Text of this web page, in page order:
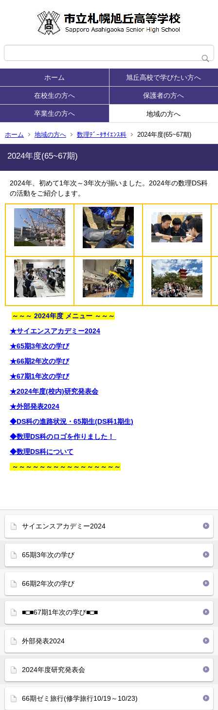
ホーム 旭丘高校で学びたい方へ
在校生の方へ 保護者の方へ
卒業生の方へ 地域の方へ
ホーム 地域の方へ 数理ﾃﾞｰﾀｻｲｴﾝｽ科 2024年度(65~67期)
2024年度(65~67期)
2024年、初めて1年次～3年次が揃いました。2024年の数理DS科
の活動をご紹介します。
～～～ 2024年度 メニュー ～～～
★サイエンスアカデミー2024
★65期3年次の学び
★66期2年次の学び
★67期1年次の学び
★2024年度(校内)研究発表会
★外部発表2024
◆DS科の進路状況・65期生(DS科1期生)
◆数理DS科のロゴを作りました！
◆数理DS科について
～～～ ～～～ ～～～ ～ ～～ ～ ～～ ～
サイエンスアカデミー2024
65期3年次の学び
66期2年次の学び
■□■67期1年次の学び■□■
外部発表2024
2024年度研究発表会
66期ゼミ旅行(修学旅行10/19～10/23)